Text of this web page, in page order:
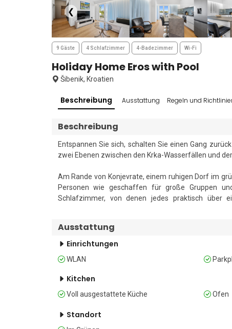
❮
9 Gäste 4 Schlafzimmer 4-Badezimmer Wi-Fi
Holiday Home Eros with Pool
Šibenik, Kroatien
Beschreibung Ausstattung Regeln und
Beschreibung
Entspannen Sie sich, schalten Sie einen Gang
zwei Ebenen zwischen den Krka-Wasserfällen und
Am Rande von Konjevrate, einem ruhigen Dorf im
Personen wie geschaffen für große Gruppen
Schlafzimmer, von denen jedes praktisch über
Doppelschlafsofa, eine voll ausgestattete Küche
Im Außenbereich bildet der brandneue Pool den
spielen können. Dank privater Parkplätze hinter
verreisen, ohne dass jemand Abstriche machen muss.
Schlafmöglichkeiten
Schlafzimmer 2: Ein klimatisiertes Schlafzimmer im
Ausstattung
Einrichtungen
WLAN
Kitchen
Voll ausgestattete Küche Ofen
Standort